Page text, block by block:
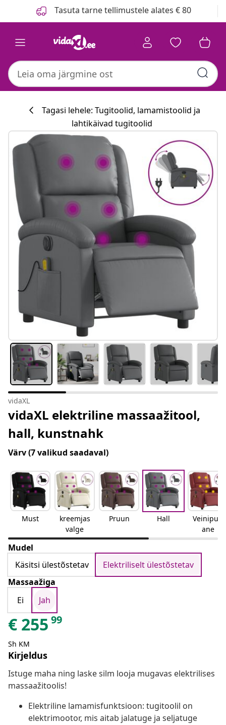
Tasuta tarne tellimustele alates € 80
#sharemevidaxl
Tagasi lehele: Tugitoolid, lamamistoolid ja
lahtikäivad tugitoolid
vidaXL
vidaXL elektriline massaažitool,
hall, kunstnahk
Värv(7 valikud saadaval)
Must
kreemjas
valge
Pruun Hall
Veinipun
ane
Mudel
Käsitsi ülestõstetav
Elektriliselt ülestõstetav
Massaažiga
Ei
Jah
€ 255 99
Sh KM
Kirjeldus
Istuge maha ning laske silm looja mugavas elektrilises
massaažitoolis!
Elektriline lamamisfunktsioon: tugitoolil on
elektrimootor, mis aitab jalatuge ja seljatuge